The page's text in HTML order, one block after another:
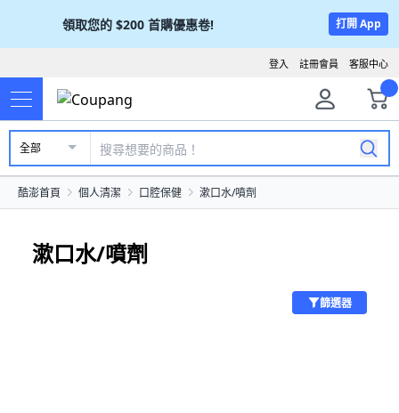
領取您的 $200 首購優惠卷! 打開 App
客服中心
註冊會員
登入
全部
酷澎首頁 個人清潔 口腔保健 漱口水/噴劑
漱口水/噴劑
篩選器